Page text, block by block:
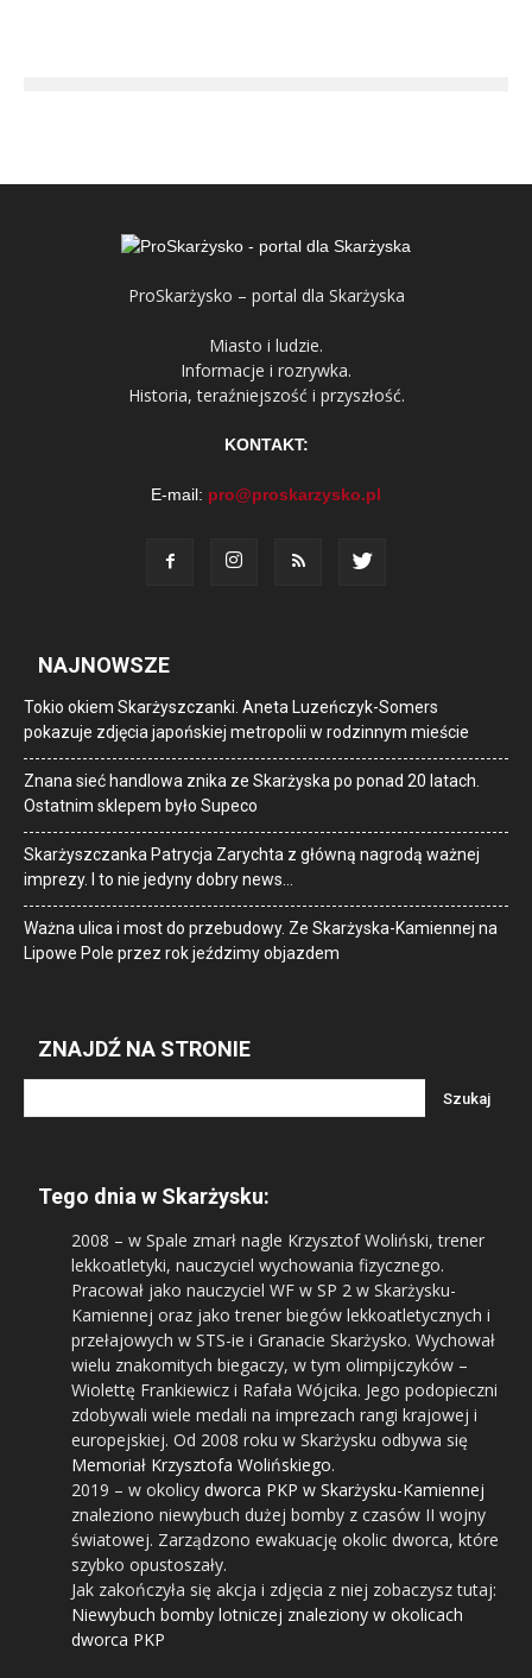
ProSkarżysko – portal dla Skarżyska
Miasto i ludzie.
Informacje i rozrywka.
Historia, teraźniejszość i przyszłość.
KONTAKT:
E-mail: pro@proskarzysko.pl
NAJNOWSZE
Tokio okiem Skarżyszczanki. Aneta Luzeńczyk-Somers
pokazuje zdjęcia japońskiej metropolii w rodzinnym mieście
Znana sieć handlowa znika ze Skarżyska po ponad 20 latach.
Ostatnim sklepem było Supeco
Skarżyszczanka Patrycja Zarychta z główną nagrodą ważnej
imprezy. I to nie jedyny dobry news…
Ważna ulica i most do przebudowy. Ze Skarżyska-Kamiennej na
Lipowe Pole przez rok jeździmy objazdem
ZNAJDŹ NA STRONIE
Tego dnia w Skarżysku:
2008 – w Spale zmarł nagle Krzysztof Woliński, trener
lekkoatletyki, nauczyciel wychowania fizycznego.
Pracował jako nauczyciel WF w SP 2 w Skarżysku-
Kamiennej oraz jako trener biegów lekkoatletycznych i
przełajowych w STS-ie i Granacie Skarżysko. Wychował
wielu znakomitych biegaczy, w tym olimpijczyków –
Wiolettę Frankiewicz i Rafała Wójcika. Jego podopieczni
zdobywali wiele medali na imprezach rangi krajowej i
europejskiej. Od 2008 roku w Skarżysku odbywa się
Memoriał Krzysztofa Wolińskiego.
2019 – w okolicy dworca PKP w Skarżysku-Kamiennej
znaleziono niewybuch dużej bomby z czasów II wojny
światowej. Zarządzono ewakuację okolic dworca, które
szybko opustoszały.
Jak zakończyła się akcja i zdjęcia z niej zobaczysz tutaj:
Niewybuch bomby lotniczej znaleziony w okolicach
dworca PKP